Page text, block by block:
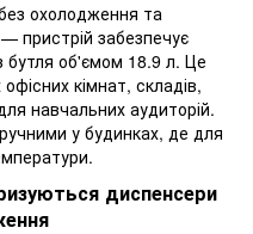
охолодження та
пристрій забезпечує
бутля об'ємом 18.9 л. Це
кімнат, складів,
навчальних аудиторій.
у будинках, де для
диспенсери